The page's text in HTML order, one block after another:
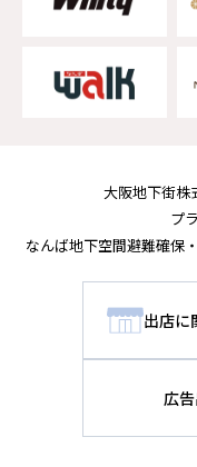
大阪地下街株
プ
なんば地下空間避難確保
出店に
広